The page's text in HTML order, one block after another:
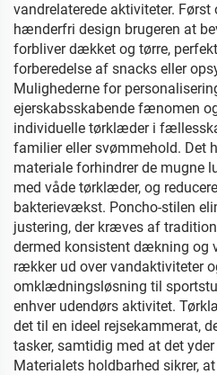
vandrelaterede aktiviteter.
hænderfri design brugeren at
forbliver dækket og tørre,
forberedelse af snacks eller
Mulighederne for
ejerskabsskabende fænomen
individuelle tørklæder i
familier eller svømmehold. Det
materiale forhindrer de mugne
med våde tørklæder, og
bakterievækst. Poncho-stilen
justering, der kræves af
dermed konsistent dækning og
rækker ud over vandaktiviteter
omklædningsløsning til
enhver udendørs aktivitet.
det til en ideel rejsekammerat,
tasker, samtidig med at det
Materialets holdbarhed sikrer,